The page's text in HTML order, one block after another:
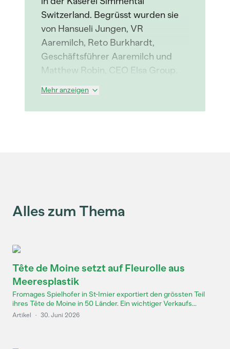
Switzerland. Begrüsst wurden sie
von Hansueli Jungen, VR
Aaremilch, Reto Burkhardt,
Geschäftsführer Aaremilch und
Matthew Robin, CEO Elsa Group.
Mehr anzeigen
Alles zum Thema
Tête de Moine setzt auf Fleurolle aus
Meeresplastik
Fromages Spielhofer in St-Imier exportiert den grössten Teil
ihres Tête de Moine in 50 Länder. Ein wichtiger Verkaufs...
Artikel · 30. Juni 2026